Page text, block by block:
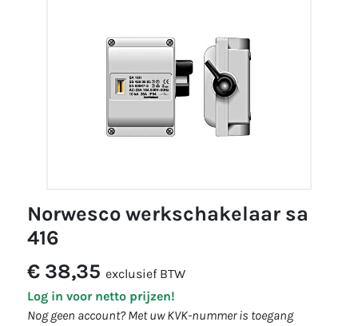
norwesco werkschakelaar sa
416
€ 38,35 exclusief BTW
Log in voor netto prijzen!
Nog geen account? Met uw KVK-nummer is toegang